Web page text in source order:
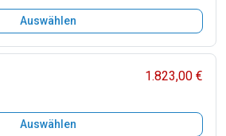
Auswählen
1.823,00 €
Auswählen